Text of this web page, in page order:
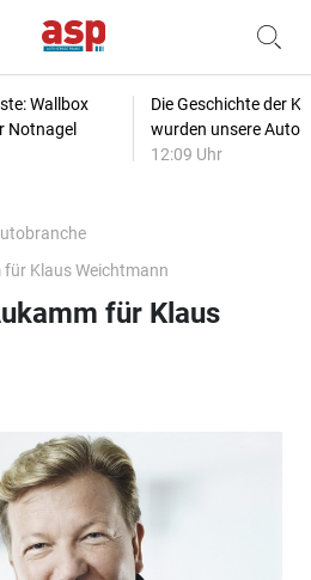
Wallbox
Notnagel
Die Geschichte der
wurden unsere
12:09 Uhr
Klaus Weichtmann
für Klaus